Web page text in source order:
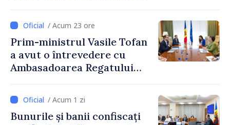
2027
/ Acum 23 ore
Prim-ministrul Vasile Tofan
a avut o întrevedere cu
Ambasadoarea Regatului
Irlandei de Nord, Fern
Horine / Acum 1 zi
Bunurile și banii confiscați